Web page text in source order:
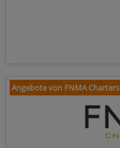
Angebote von FNMA Charters